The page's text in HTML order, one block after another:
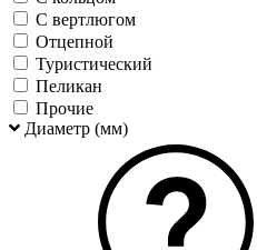
С вертлюгом
Отцепной
Туристический
Пеликан
Прочие
Диаметр (мм)